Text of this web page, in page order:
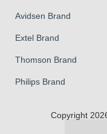
Avidsen Brand
Extel Brand
Thomson Brand
Philips Brand
Copyright